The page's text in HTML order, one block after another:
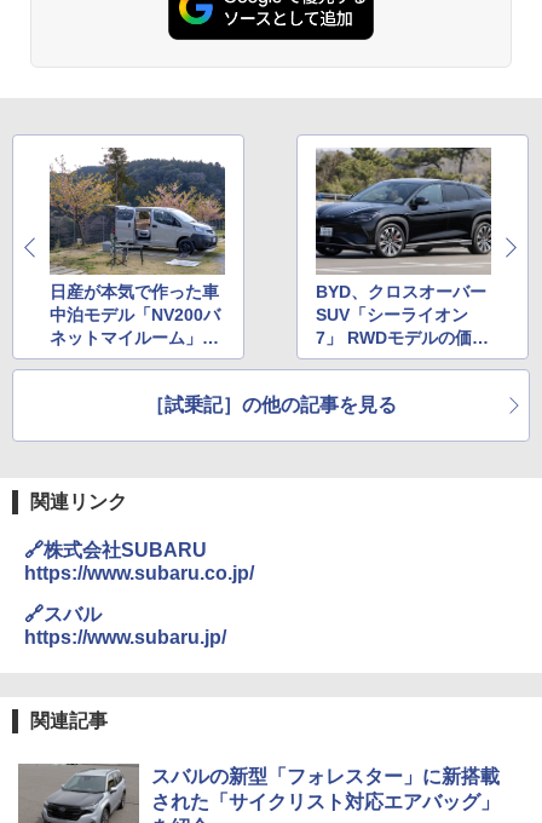
日産が本気で作った車
中泊モデル「NV200バ
ネットマイルーム」初
体験 実際に1泊して居
BYD、クロスオーバー
SUV「シーライオン
7」 RWDモデルの価格
は500万円を切る495
［試乗記］の他の記事を見る
関連リンク
🔗株式会社SUBARU
https://www.subaru.co.jp/
🔗スバル
https://www.subaru.jp/
関連記事
スバルの新型「フォレスター」に新搭載
された「サイクリスト対応エアバッグ」